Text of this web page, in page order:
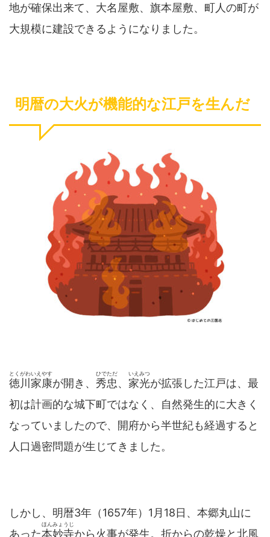
地が確保出来て、大名屋敷、旗本屋敷、町人の町が
大規模に建設できるようになりました。
明暦の大火が機能的な江戸を生んだ
徳川家康
とくがわいえやす
が開き、 秀忠
ひでただ
、 家光
いえみつ
が拡張した江戸は、最
初は計画的な城下町ではなく、自然発生的に大きく
なっていましたので、開府から半世紀も経過すると
人口過密問題が生じてきました。
しかし、明暦3年（1657年）1月18日、本郷丸山に
あった本妙寺
ほんみょうじ
から火事が発生。折からの乾燥と北風